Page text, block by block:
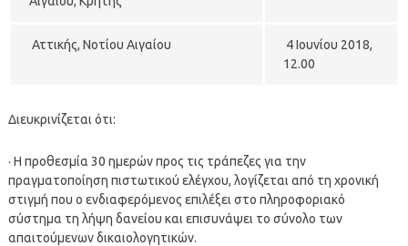
Αττικής, Νοτίου Αιγαίου
4 Ιουνίου 2018,
12.00
Διευκρινίζεται ότι:
· Η προθεσμία 30 ημερών προς τις τράπεζες για την
πραγματοποίηση πιστωτικού ελέγχου, λογίζεται από τη χρονική
στιγμή που ο ενδιαφερόμενος επιλέξει στο πληροφοριακό
σύστημα τη λήψη δανείου και επισυνάψει το σύνολο των
απαιτούμενων δικαιολογητικών.